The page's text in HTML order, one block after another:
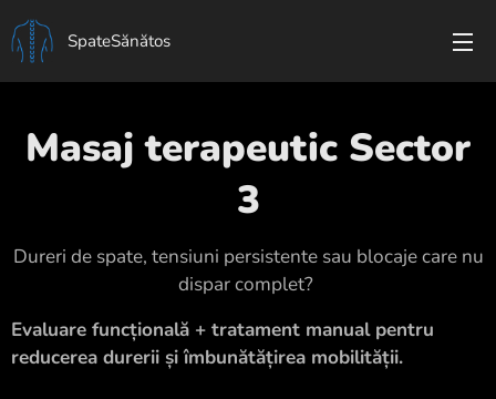
SpateSănătos
Masaj terapeutic Sector
3
Dureri de spate, tensiuni persistente sau blocaje care nu
dispar complet?
Evaluare funcțională + tratament manual pentru
reducerea durerii și îmbunătățirea mobilității.